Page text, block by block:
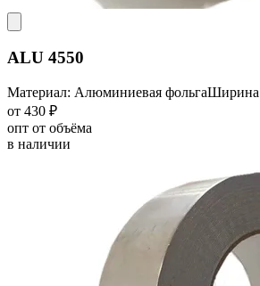
ALU 4550
Материал: Алюминиевая фольга
от 430 ₽
опт от объёма
в наличии